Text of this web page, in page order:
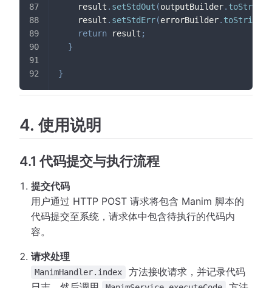
    result
. setStdOut (outputBuilder. toString
    result
. setStdErr(errorBuilder. toString
return result ;
}
}
4. 使用说明
4.1 代码提交与执行流程
提交代码
用户通过 HTTP POST 请求将包含 Manim 脚本的
代码提交至系统，请求体中包含待执行的代码内
容。
请求处理
ManimHandler.index
方法接收请求，并记录代码